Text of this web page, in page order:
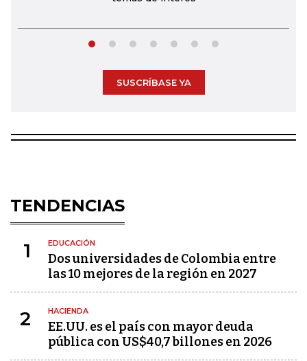
SUSCRÍBASE YA
TENDENCIAS
1 EDUCACIÓN
Dos universidades de Colombia entre
las 10 mejores de la región en 2027
2 HACIENDA
EE.UU. es el país con mayor deuda
pública con US$40,7 billones en 2026